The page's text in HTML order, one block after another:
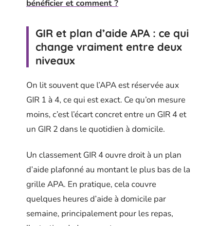
bénéficier et comment ?
GIR et plan d’aide APA : ce qui
change vraiment entre deux
niveaux
On lit souvent que l’APA est réservée aux
GIR 1 à 4, ce qui est exact. Ce qu’on mesure
moins, c’est l’écart concret entre un GIR 4 et
un GIR 2 dans le quotidien à domicile.
Un classement GIR 4 ouvre droit à un plan
d’aide plafonné au montant le plus bas de la
grille APA. En pratique, cela couvre
quelques heures d’aide à domicile par
semaine, principalement pour les repas,